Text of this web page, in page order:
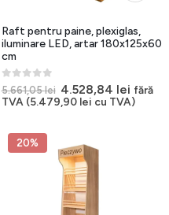
Raft pentru paine, plexiglas,
iluminare LED, artar 180x125x60
cm
0out of 5
5.661,05lei Prețul
inițial
4.528,84 lei Prețul
curent
fără
TVA (5.479,90 lei cu TVA)
20%